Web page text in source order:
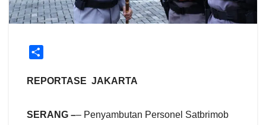
a
e
REPORTASE JAKARTA
SERANG –– Penyambutan Personel Satbrimob